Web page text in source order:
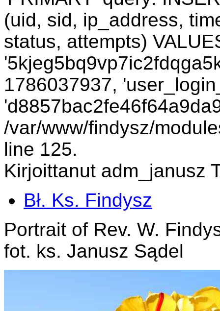
(uid, sid, ip_address,
status, attempts)
1786037937,
/var/www/findysz/
line 125.
Kirjoittanut adm_janusz
Bł. Ks. Findysz
Portrait of Rev. W.
fot. ks. Janusz Sądel